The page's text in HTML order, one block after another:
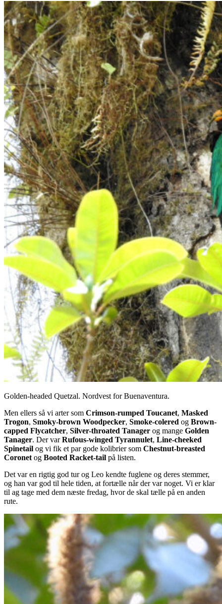
Golden-headed Quetzal. Nordvest for Buenaventura.
Men ellers så vi arter som Crimson-rumped Toucanet, Masked
Trogon, Smoky-brown Woodpecker, Smoke-colered og Brown-
capped Flycatcher, Silver-throated Tanager og mange Golden
Tanager. Der varRufous-winged Tyrannulet, Line-cheeked
Spinetail og vi fik et par gode kolibrier som Chestnut-breasted
Coronet og Booted Racket-tail på listen.
Det var en rigtig god tur og Leo kendte fuglene og deres stemmer,
og han var god til hele tiden, at fortælle når der var noget. Vi er klar
til ag tage med dem næste fredag, hvor de skal tælle på en anden
rute.